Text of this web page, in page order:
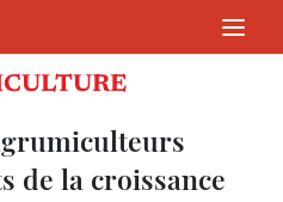
de la croissance